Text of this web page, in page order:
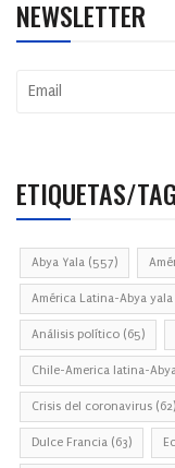
NEWSLETTER
ETIQUETAS/
Abya Yala (557)
América Latina-Abya yala
Análisis político (65)
Chile-America latina-
Crisis del coronavirus (62)
Dulce Francia (63)